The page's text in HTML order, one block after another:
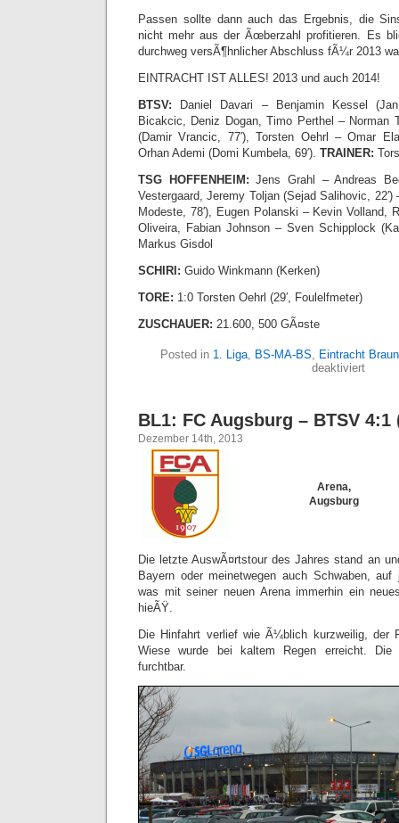
Passen sollte dann auch das Ergebnis, die
nicht mehr aus der Ãœberzahl profitieren. Es
durchweg versÃ¶hnlicher Abschluss fÃ¼r 2013
EINTRACHT IST ALLES! 2013 und auch 2014!
BTSV: Daniel Davari – Benjamin Kessel
Bicakcic, Deniz Dogan, Timo Perthel – Norman
(Damir Vrancic, 77′), Torsten Oehrl – Omar
Orhan Ademi (Domi Kumbela, 69′). TRAINER:
TSG HOFFENHEIM: Jens Grahl – Andreas
Vestergaard, Jeremy Toljan (Sejad Salihovic,
Modeste, 78′), Eugen Polanski – Kevin Volland,
Oliveira, Fabian Johnson – Sven Schipplock
Markus Gisdol
SCHIRI: Guido Winkmann (Kerken)
TORE: 1:0 Torsten Oehrl (29′, Foulelfmeter)
ZUSCHAUER: 21.600, 500 GÃ¤ste
Posted in 1. Liga, BS-MA-BS, Eintracht
deaktiviertfür
TSG
BL1: FC Augsburg – BTSV 4:1
Dezember 14th, 2013
Arena,
Augsburg
Die letzte AuswÃ¤rtstour des Jahres stand an
Bayern oder meinetwegen auch Schwaben,
was mit seiner neuen Arena immerhin ein
hieÃŸ.
Die Hinfahrt verlief wie Ã¼blich kurzweilig, der
Wiese wurde bei kaltem Regen erreicht. Die
furchtbar.